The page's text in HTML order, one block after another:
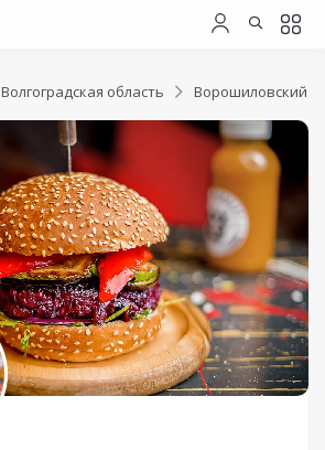
Волгоградская область Ворошиловский